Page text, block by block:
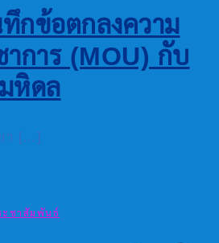
กข้อตกลงความ
าการ (MOU) กับ
หิดล
า […]
ะชาสัมพันธ์